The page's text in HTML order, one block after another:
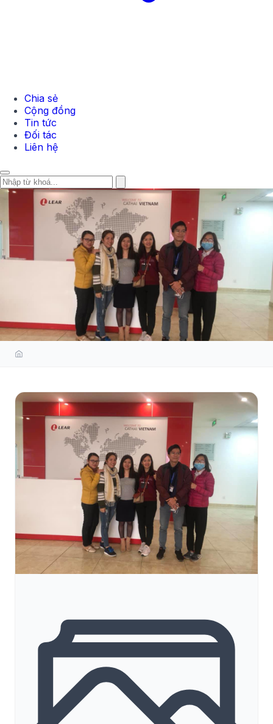
Chia sẻ
Cộng đồng
Tin tức
Đối tác
Liên hệ